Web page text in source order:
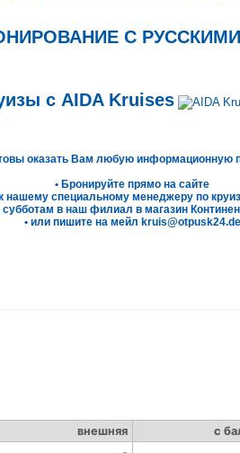
С
с AIDA Kruises
оказать Вам любую информационную
• Бронируйте прямо на сайте
нашему специальному менеджеру по
субботам в наш филиал в магазин
• или пишите на мейл kruis@otpusk24.de